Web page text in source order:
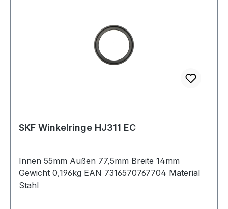
SKF Winkelringe HJ311 EC
Innen 55mm Außen 77,5mm Breite 14mm
Gewicht 0,196kg EAN 7316570767704 Material
Stahl